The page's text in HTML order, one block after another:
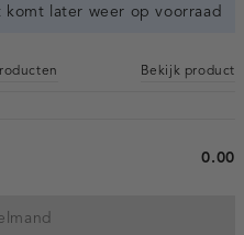
later weer op voorraad
Bekijk product
0.00